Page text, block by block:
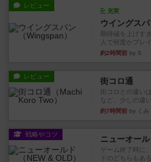
レビュー
充実
ウイングスパ
期待値を上げす
人で何度かプレ
約2時間前 by S
レビュー 街コロ通
街コロとの違い
など、少しの違
約7時間前 by くみ
戦略やコツ ニューオール
ゲーム終了時に
ドのどちらもあ